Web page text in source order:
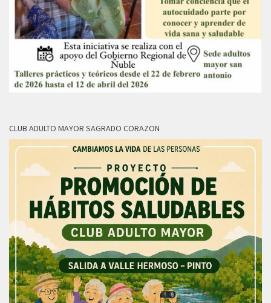
CLUB ADULTO MAYOR SAGRADO CORAZON